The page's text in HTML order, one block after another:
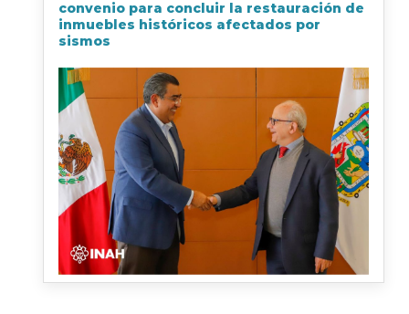
convenio para concluir la restauración de
inmuebles históricos afectados por
sismos